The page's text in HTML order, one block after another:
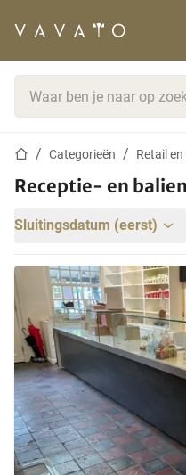
StartpaginaCategorieën Retail
Receptie- en
Sluitingsdatum (eerst)